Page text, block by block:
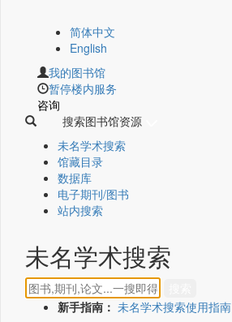
简体中文
English
我的图书馆
暂停楼内服务
咨询
搜索图书馆资源
未名学术搜索
馆藏目录
数据库
电子期刊/图书
站内搜索
未名学术搜索
新手指南： 未名学术搜索使用指南